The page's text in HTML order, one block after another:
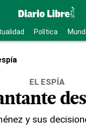
Política
EL ESPÍA
y sus